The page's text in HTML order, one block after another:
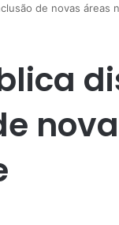
de novas áreas